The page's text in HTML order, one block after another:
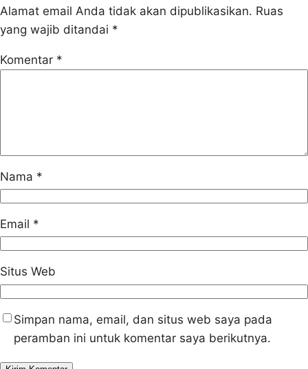
Alamat email Anda tidak akan dipublikasikan. Ruas
yang wajib ditandai *
Komentar *
Nama *
Email *
Situs Web
Simpan nama, email, dan situs web saya pada
peramban ini untuk komentar saya berikutnya.